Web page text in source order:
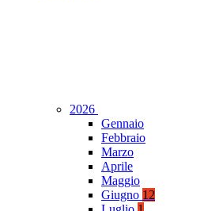
2026
Gennaio
Febbraio
Marzo
Aprile
Maggio
Giugno 12